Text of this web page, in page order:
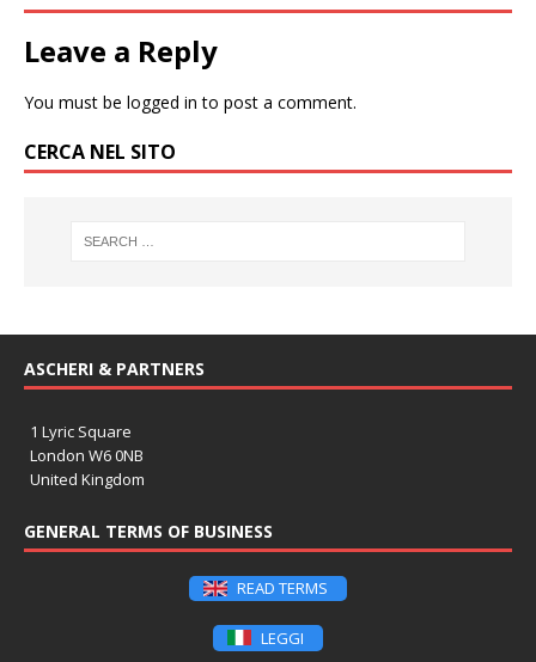
Leave a Reply
You must be logged in to post a comment.
CERCA NEL SITO
ASCHERI & PARTNERS
1 Lyric Square
London W6 0NB
United Kingdom
GENERAL TERMS OF BUSINESS
READ TERMS
LEGGI